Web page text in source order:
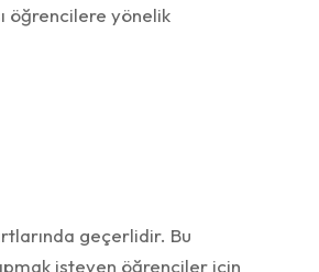
öğrencilere yönelik
geçerlidir. Bu
isteyen öğrenciler için